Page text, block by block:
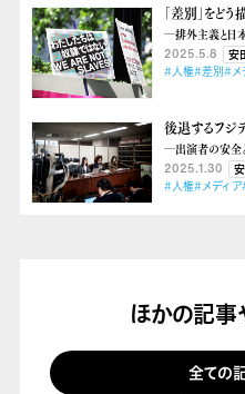
「差別」をどう
―排外主義と日本
2025.5.8 安
#人権#差別#メ
後退するフジ
―出演者の安全
2025.1.30
#人権#メディア
ほかの記
全ての